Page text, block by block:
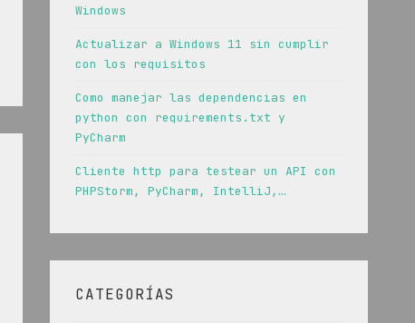
Windows
Actualizar a Windows 11 sin cumplir
con los requisitos
Como manejar las dependencias en
python con requirements.txt y
PyCharm
Cliente http para testear un API con
PHPStorm, PyCharm, IntelliJ,…
CATEGORÍAS